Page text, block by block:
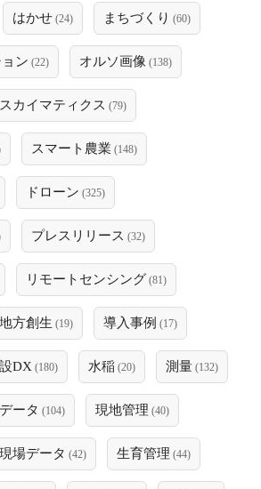
はかせ (24) まちづくり (60)
ン (22) オルソ画像 (138)
スカイマティクス (79)
スマート農業 (148)
ドローン (325)
プレスリリース (32)
リモートセンシング (81)
地方創生 (19) 導入事例 (17)
DX (180) 水稲 (20) 測量 (132)
ータ (104) 現地管理 (40)
現場データ (42) 生育管理 (44)